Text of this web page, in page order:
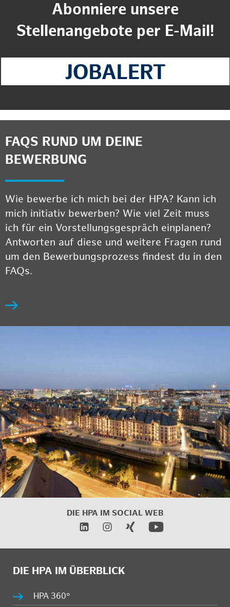
Abonniere unsere
Stellenangebote per E-Mail!
FAQS RUND UM DEINE
BEWERBUNG
Wie bewerbe ich mich bei der HPA? Kann ich
mich initiativ bewerben? Wie viel Zeit muss
ich für ein Vorstellungsgespräch einplanen?
Antworten auf diese und weitere Fragen rund
um den Bewerbungsprozess findest du in den
FAQs.
DIE HPA IM SOCIAL WEB
DIE HPA IM ÜBERBLICK
HPA 360°